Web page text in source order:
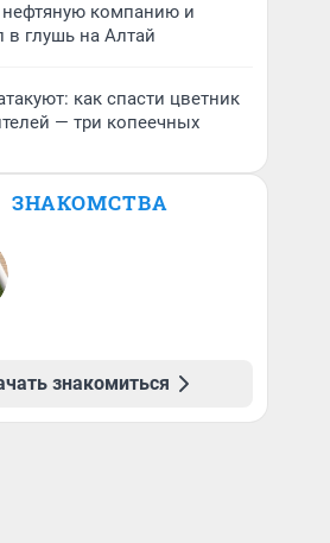
нефтяную компанию и
в глушь на Алтай
как спасти цветник
— три копеечных
ЗНАКОМСТВА
знакомиться